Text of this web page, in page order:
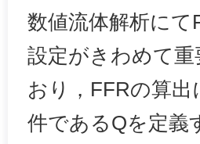
数値流体解析にて
設定がきわめて重
おり，FFRの算
件であるQを定義